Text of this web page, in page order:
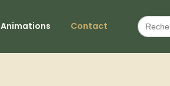
Animations Contact
Search
for: